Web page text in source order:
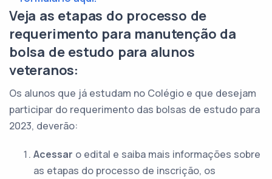
Veja as etapas do processo de
requerimento para manutenção da
bolsa de estudo para alunos
veteranos:
Os alunos que já estudam no Colégio e que desejam
participar do requerimento das bolsas de estudo para
2023, deverão:
Acessar o edital e saiba mais informações sobre
as etapas do processo de inscrição, os